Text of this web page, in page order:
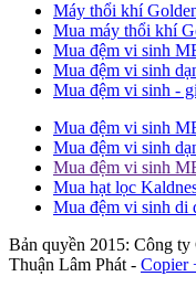
Máy thổi khí
Mua máy thổi khí
Mua đệm vi sinh
Mua đệm vi sinh
Mua đệm vi sinh -
Mua đệm vi sinh
Mua đệm vi sinh
Mua đệm vi sinh
Mua hạt lọc
Mua đệm vi sinh di
Bản quyền 2015: Công
Thuận Lâm Phát - Copier